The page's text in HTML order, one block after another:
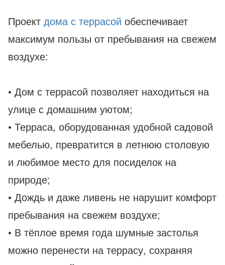
Проект дома с террасой обеспечивает
максимум пользы от пребывания на свежем
воздухе:
• Дом с террасой позволяет находиться на
улице с домашним уютом;
• Терраса, оборудованная удобной садовой
мебелью, превратится в летнюю столовую
и любимое место для посиделок на
природе;
• Дождь и даже ливень не нарушит комфорт
пребывания на свежем воздухе;
• В тёплое время года шумные застолья
можно перенести на террасу, сохраняя